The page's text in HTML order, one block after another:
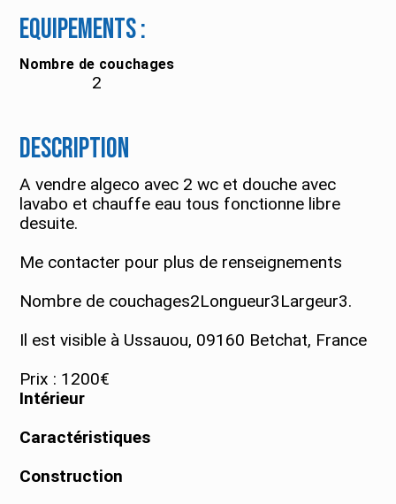
Equipements :
Nombre de couchages
2
Description
A vendre algeco avec 2 wc et douche avec
lavabo et chauffe eau tous fonctionne libre
desuite.
Me contacter pour plus de renseignements
Nombre de couchages2Longueur3Largeur3.
Il est visible à Ussauou, 09160 Betchat, France
Prix : 1200€
Intérieur
Caractéristiques
Construction